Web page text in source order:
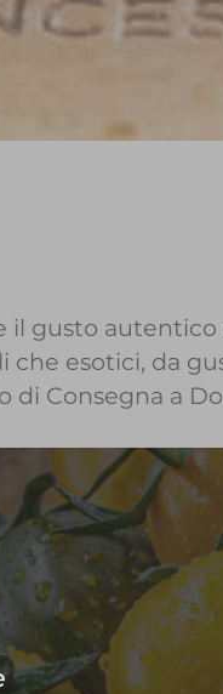
il gusto
che esotici, da
di Consegna a
a
e verdura